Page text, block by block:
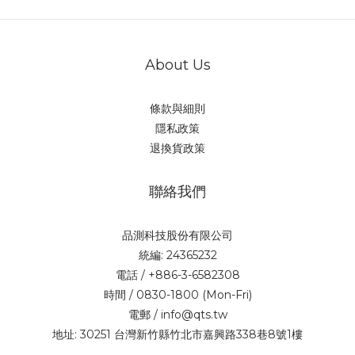
About Us
條款與細則
隱私政策
退換貨政策
聯絡我們
品測科技股份有限公司
統編: 24365232
電話 / +886-3-6582308
時間 / 0830-1800 (Mon-Fri)
電郵 / info@qts.tw
地址: 30251 台灣新竹縣竹北市嘉興路338巷8號1樓